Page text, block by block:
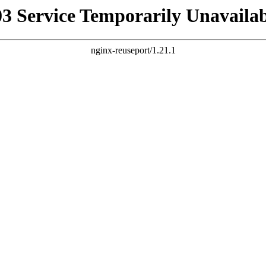
Service Temporarily
nginx-reuseport/1.21.1